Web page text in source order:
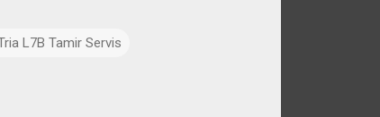
L7B Tamir Servis